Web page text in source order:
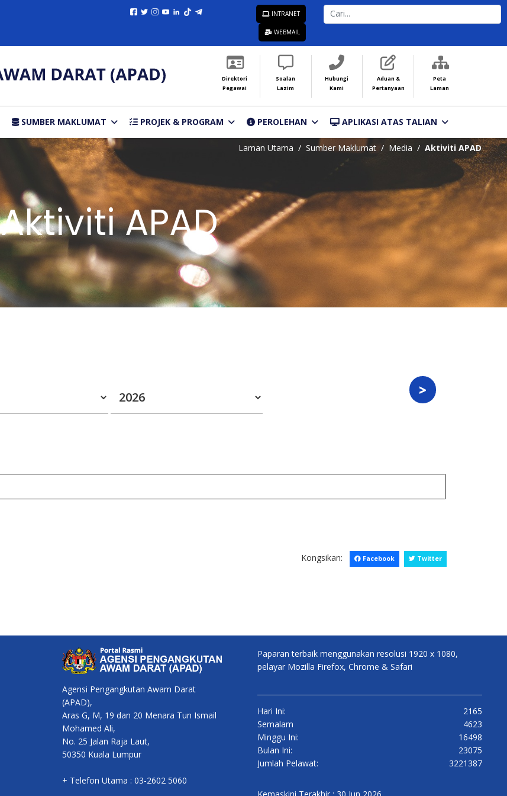
INTRANET
WEBMAIL
CARI...
Direktori
Pegawai
Soalan
Lazim
Hubungi
Kami
Aduan &
Pertanyaan
Peta
Laman
SUMBER MAKLUMAT PROJEK & PROGRAM PEROLEHAN APLIKASI ATAS TALIAN
Laman Utama Sumber Maklumat Media Aktiviti APAD
Aktiviti APAD
Kongsikan: Facebook Twitter
Agensi Pengangkutan Awam Darat
(APAD),
Aras G, M, 19 dan 20 Menara Tun Ismail
Mohamed Ali,
No. 25 Jalan Raja Laut,
50350 Kuala Lumpur
+ Telefon Utama : 03-2602 5060
Paparan terbaik menggunakan resolusi 1920 x 1080,
pelayar Mozilla Firefox, Chrome & Safari
Hari Ini:
2165
Semalam
4623
Minggu Ini:
16498
Bulan Ini:
23075
Jumlah Pelawat:
3221387